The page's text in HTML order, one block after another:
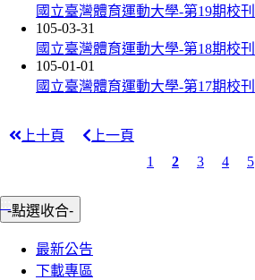
國立臺灣體育運動大學-第19期校刊
105-03-31
國立臺灣體育運動大學-第18期校刊
105-01-01
國立臺灣體育運動大學-第17期校刊
上十頁 上一頁
1
2 3 4 5
::: -點選收合-
最新公告
下載專區